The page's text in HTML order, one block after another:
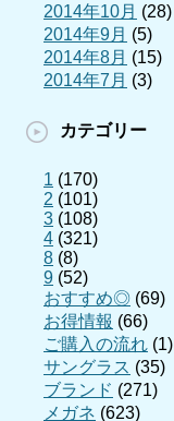
2014年10月 (28)
2014年9月 (5)
2014年8月 (15)
2014年7月 (3)
カテゴリー
1 (170)
2 (101)
3 (108)
4 (321)
8 (8)
9 (52)
おすすめ◎ (69)
お得情報 (66)
ご購入の流れ (1)
サングラス (35)
ブランド (271)
メガネ (623)